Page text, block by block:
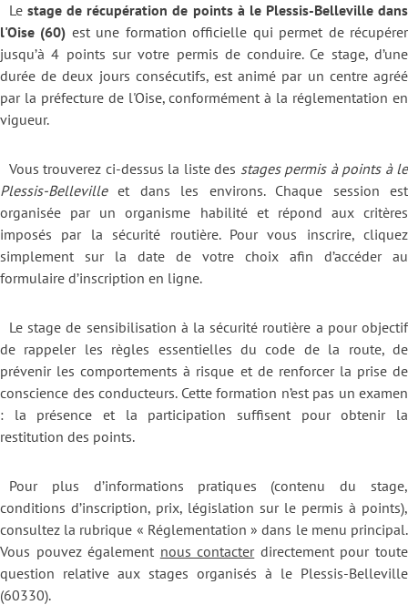
Lestage de récupération de points à le Plessis-Belleville dans
l'Oise (60) est une formation officielle qui permet de récupérer
jusqu’à 4 points sur votre permis de conduire. Ce stage, d’une
durée de deux jours consécutifs, est animé par un centre agréé
par la préfecture de l'Oise, conformément à la réglementation en
vigueur.
Vous trouverez ci-dessus la liste des stages permis à points à le
Plessis-Bellevilleet dans les environs. Chaque session est
organisée par un organisme habilité et répond aux critères
imposés par la sécurité routière. Pour vous inscrire, cliquez
simplement sur la date de votre choix afin d’accéder au
formulaire d’inscription en ligne.
Le stage de sensibilisation à la sécurité routière a pour objectif
de rappeler les règles essentielles du code de la route, de
prévenir les comportements à risque et de renforcer la prise de
conscience des conducteurs. Cette formation n’est pas un examen
: la présence et la participation suffisent pour obtenir la
restitution des points.
Pour plus d’informations pratiques (contenu du stage,
conditions d’inscription, prix, législation sur le permis à points),
consultez la rubrique « Réglementation » dans le menu principal.
Vous pouvez également nous contacterdirectement pour toute
question relative aux stages organisés à le Plessis-Belleville
(60330).